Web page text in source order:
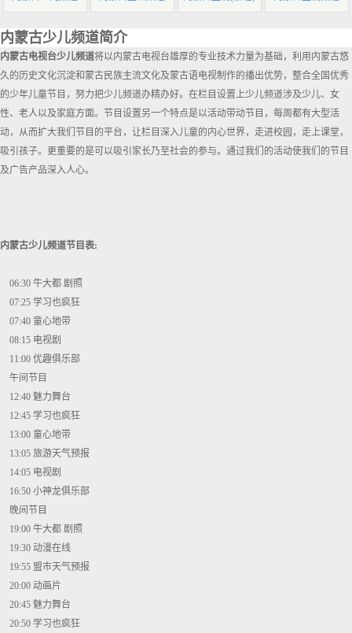
内蒙古少儿频道简介
内蒙古电视台少儿频道将以内蒙古电视台雄厚的专业技术力量为基础，利用内蒙古悠
久的历史文化沉淀和蒙古民族主流文化及蒙古语电视制作的播出优势，整合全国优秀
的少年儿童节目，努力把少儿频道办精办好。在栏目设置上少儿频道涉及少儿、女
性、老人以及家庭方面。节目设置另一个特点是以活动带动节目，每周都有大型活
动，从而扩大我们节目的平台，让栏目深入儿童的内心世界，走进校园，走上课堂，
吸引孩子。更重要的是可以吸引家长乃至社会的参与。通过我们的活动使我们的节目
及广告产品深入人心。
内蒙古少儿频道节目表:
06:30 牛大都 剧照
07:25 学习也疯狂
07:40 童心地带
08:15 电视剧
11:00 优趣俱乐部
午间节目
12:40 魅力舞台
12:45 学习也疯狂
13:00 童心地带
13:05 旅游天气预报
14:05 电视剧
16:50 小神龙俱乐部
晚间节目
19:00 牛大都 剧照
19:30 动漫在线
19:55 盟市天气预报
20:00 动画片
20:45 魅力舞台
20:50 学习也疯狂